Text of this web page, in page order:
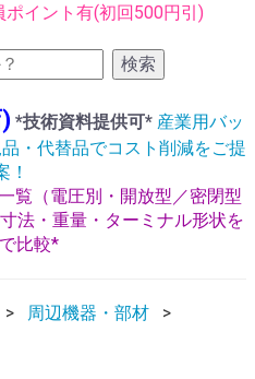
ポイント有(初回500円引)
検索
*技術資料提供可* 産業用バッ
・代替品でコスト削減をご提
！
覧（電圧別・開放型／密閉型
法・重量・ターミナル形状を
比較*
周辺機器・部材